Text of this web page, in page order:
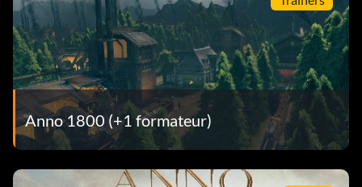
Anno 1800 (+1 formateur)